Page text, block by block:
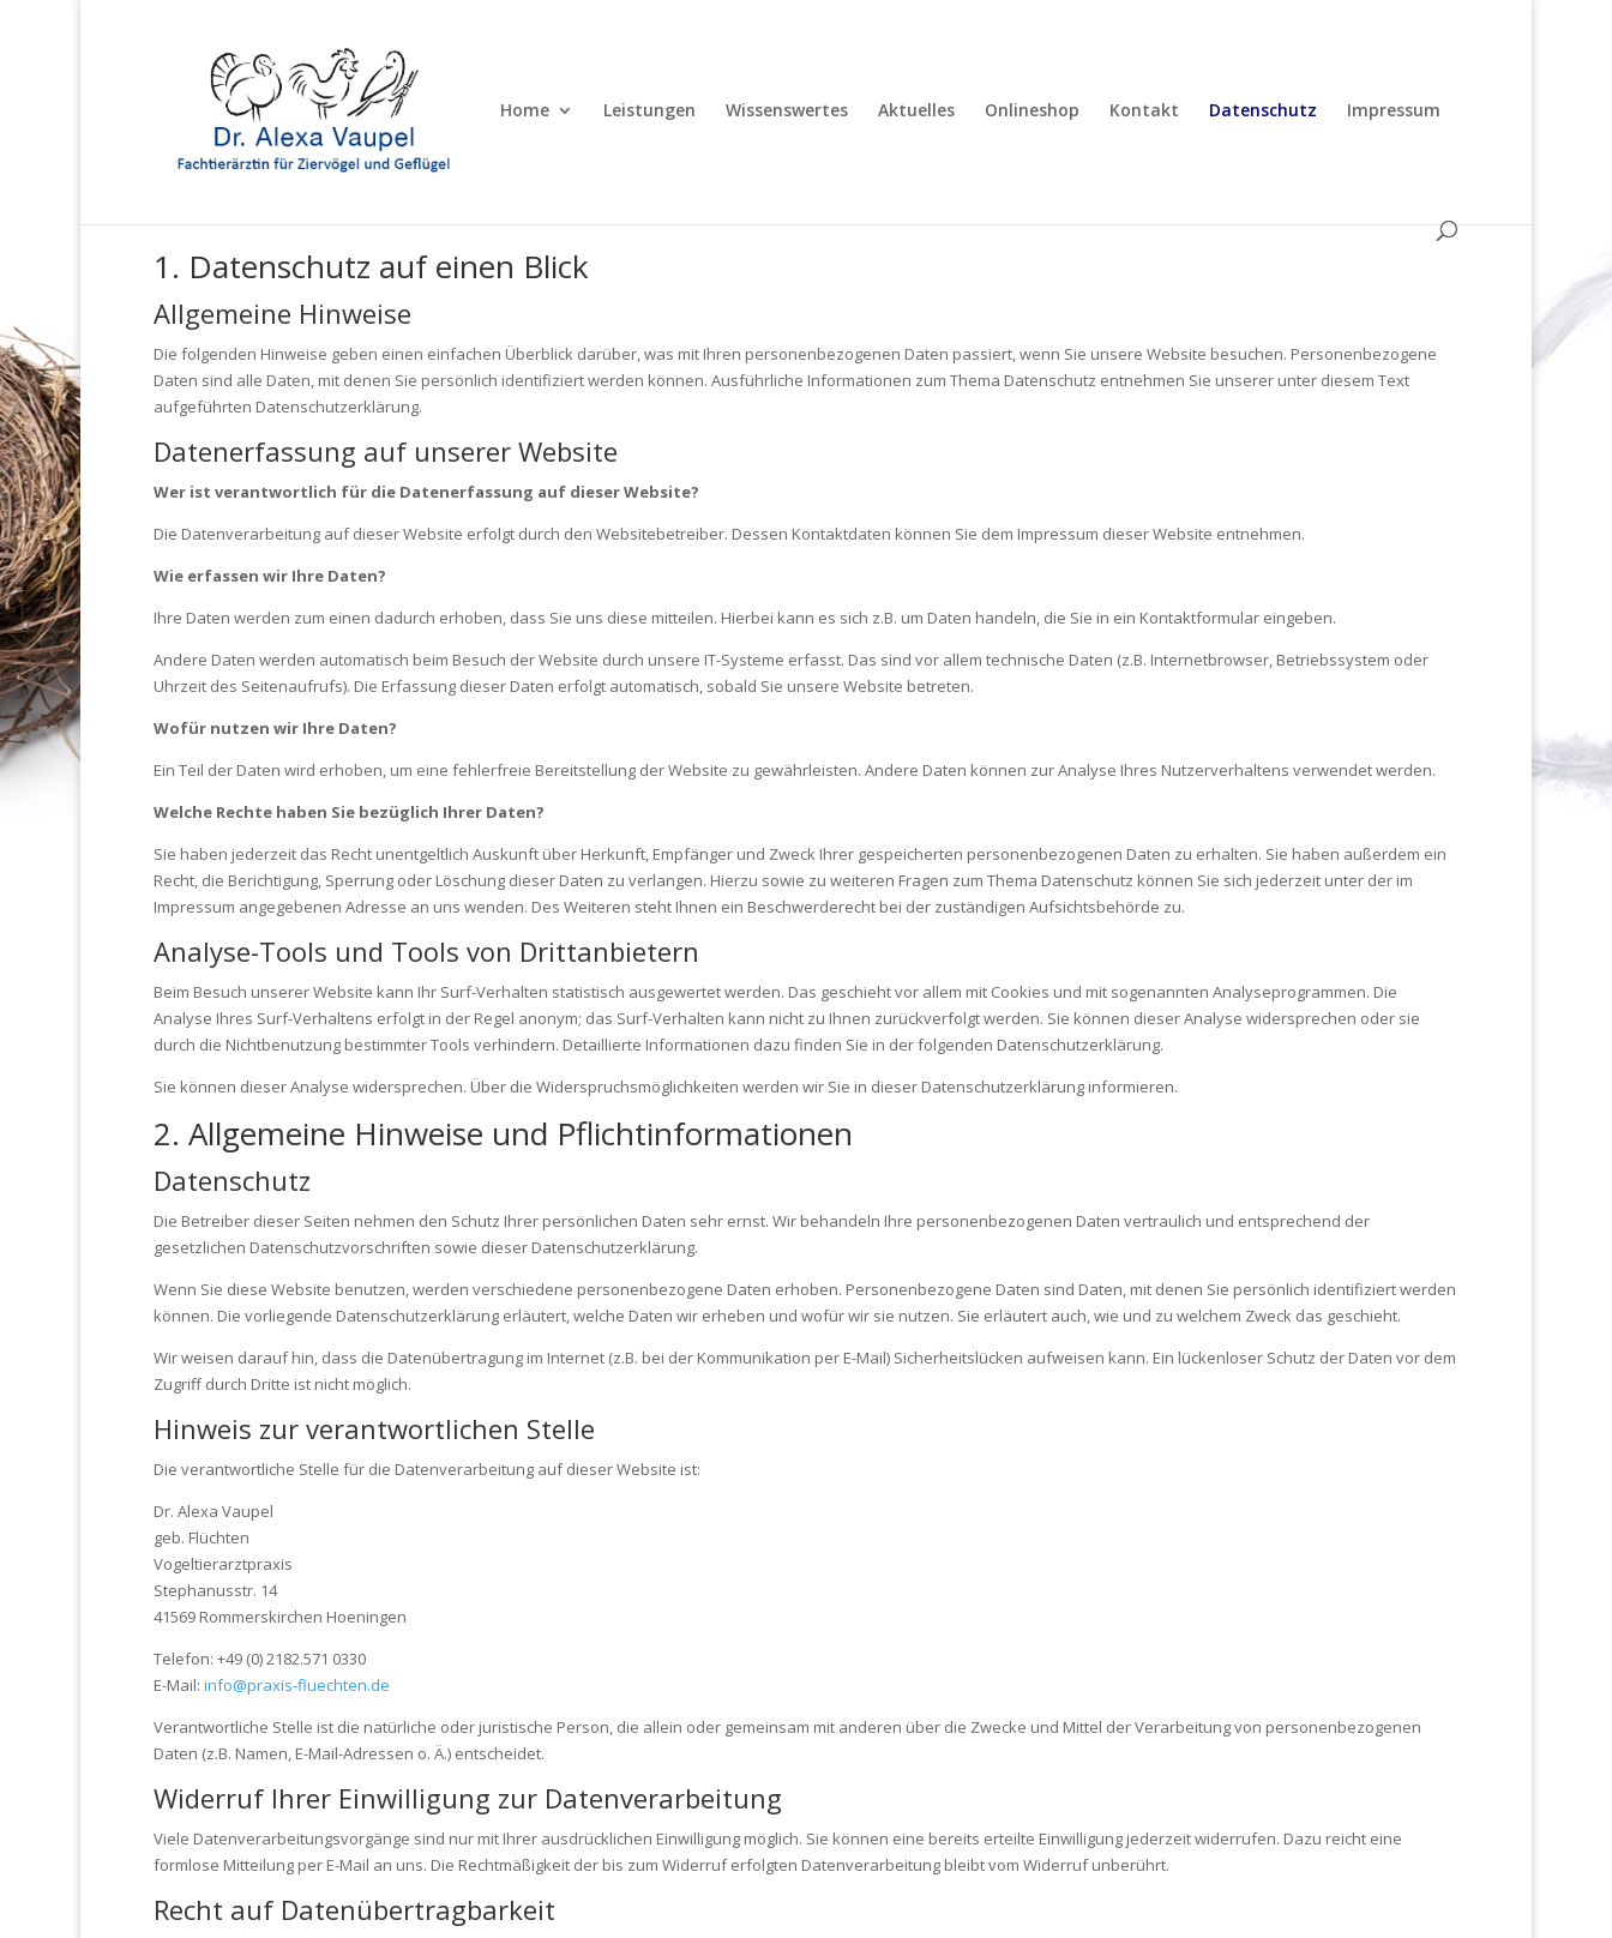
Home Leistungen Wissenswertes Aktuelles Onlineshop Kontakt Datenschutz Impressum
1. Datenschutz auf einen Blick
Allgemeine Hinweise
Die folgenden Hinweise geben einen einfachen Überblick darüber, was mit Ihren personenbezogenen Daten passiert, wenn Sie unsere Website besuchen. Personenbezogene
Daten sind alle Daten, mit denen Sie persönlich identifiziert werden können. Ausführliche Informationen zum Thema Datenschutz entnehmen Sie unserer unter diesem Text
aufgeführten Datenschutzerklärung.
Datenerfassung auf unserer Website
Wer ist verantwortlich für die Datenerfassung auf dieser Website?
Die Datenverarbeitung auf dieser Website erfolgt durch den Websitebetreiber. Dessen Kontaktdaten können Sie dem Impressum dieser Website entnehmen.
Wie erfassen wir Ihre Daten?
Ihre Daten werden zum einen dadurch erhoben, dass Sie uns diese mitteilen. Hierbei kann es sich z.B. um Daten handeln, die Sie in ein Kontaktformular eingeben.
Andere Daten werden automatisch beim Besuch der Website durch unsere IT-Systeme erfasst. Das sind vor allem technische Daten (z.B. Internetbrowser, Betriebssystem oder
Uhrzeit des Seitenaufrufs). Die Erfassung dieser Daten erfolgt automatisch, sobald Sie unsere Website betreten.
Wofür nutzen wir Ihre Daten?
Ein Teil der Daten wird erhoben, um eine fehlerfreie Bereitstellung der Website zu gewährleisten. Andere Daten können zur Analyse Ihres Nutzerverhaltens verwendet werden.
Welche Rechte haben Sie bezüglich Ihrer Daten?
Sie haben jederzeit das Recht unentgeltlich Auskunft über Herkunft, Empfänger und Zweck Ihrer gespeicherten personenbezogenen Daten zu erhalten. Sie haben außerdem ein
Recht, die Berichtigung, Sperrung oder Löschung dieser Daten zu verlangen. Hierzu sowie zu weiteren Fragen zum Thema Datenschutz können Sie sich jederzeit unter der im
Impressum angegebenen Adresse an uns wenden. Des Weiteren steht Ihnen ein Beschwerderecht bei der zuständigen Aufsichtsbehörde zu.
Analyse-Tools und Tools von Drittanbietern
Beim Besuch unserer Website kann Ihr Surf-Verhalten statistisch ausgewertet werden. Das geschieht vor allem mit Cookies und mit sogenannten Analyseprogrammen. Die
Analyse Ihres Surf-Verhaltens erfolgt in der Regel anonym; das Surf-Verhalten kann nicht zu Ihnen zurückverfolgt werden. Sie können dieser Analyse widersprechen oder sie
durch die Nichtbenutzung bestimmter Tools verhindern. Detaillierte Informationen dazu finden Sie in der folgenden Datenschutzerklärung.
Sie können dieser Analyse widersprechen. Über die Widerspruchsmöglichkeiten werden wir Sie in dieser Datenschutzerklärung informieren.
2. Allgemeine Hinweise und Pflichtinformationen
Datenschutz
Die Betreiber dieser Seiten nehmen den Schutz Ihrer persönlichen Daten sehr ernst. Wir behandeln Ihre personenbezogenen Daten vertraulich und entsprechend der
gesetzlichen Datenschutzvorschriften sowie dieser Datenschutzerklärung.
Wenn Sie diese Website benutzen, werden verschiedene personenbezogene Daten erhoben. Personenbezogene Daten sind Daten, mit denen Sie persönlich identifiziert werden
können. Die vorliegende Datenschutzerklärung erläutert, welche Daten wir erheben und wofür wir sie nutzen. Sie erläutert auch, wie und zu welchem Zweck das geschieht.
Wir weisen darauf hin, dass die Datenübertragung im Internet (z.B. bei der Kommunikation per E-Mail) Sicherheitslücken aufweisen kann. Ein lückenloser Schutz der Daten vor dem
Zugriff durch Dritte ist nicht möglich.
Hinweis zur verantwortlichen Stelle
Die verantwortliche Stelle für die Datenverarbeitung auf dieser Website ist:
Dr. Alexa Vaupel
geb. Flüchten
Vogeltierarztpraxis
Stephanusstr. 14
41569 Rommerskirchen Hoeningen
Telefon: +49 (0) 2182.571 0330
E-Mail: info@praxis-fluechten.de
Verantwortliche Stelle ist die natürliche oder juristische Person, die allein oder gemeinsam mit anderen über die Zwecke und Mittel der Verarbeitung von personenbezogenen
Daten (z.B. Namen, E-Mail-Adressen o. Ä.) entscheidet.
Widerruf Ihrer Einwilligung zur Datenverarbeitung
Viele Datenverarbeitungsvorgänge sind nur mit Ihrer ausdrücklichen Einwilligung möglich. Sie können eine bereits erteilte Einwilligung jederzeit widerrufen. Dazu reicht eine
formlose Mitteilung per E-Mail an uns. Die Rechtmäßigkeit der bis zum Widerruf erfolgten Datenverarbeitung bleibt vom Widerruf unberührt.
Recht auf Datenübertragbarkeit